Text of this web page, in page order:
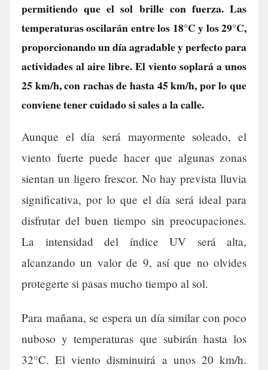
permitiendo que el sol brille con fuerza. Las
temperaturas oscilarán entre los 18°C y los 29°C,
proporcionando un día agradable y perfecto para
actividades al aire libre. El viento soplará a unos
25 km/h, con rachas de hasta 45 km/h, por lo que
conviene tener cuidado si sales a la calle.
Aunque el día será mayormente soleado, el
viento fuerte puede hacer que algunas zonas
sientan un ligero frescor. No hay prevista lluvia
significativa, por lo que el día será ideal para
disfrutar del buen tiempo sin preocupaciones.
La intensidad del índice UV será alta,
alcanzando un valor de 9, así que no olvides
protegerte si pasas mucho tiempo al sol.
Para mañana, se espera un día similar con poco
nuboso y temperaturas que subirán hasta los
32°C. El viento disminuirá a unos 20 km/h.